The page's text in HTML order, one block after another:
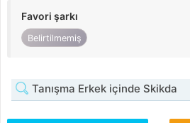
Favori şarkı
Belirtilmemiş
Tanışma Erkek içinde Skikda